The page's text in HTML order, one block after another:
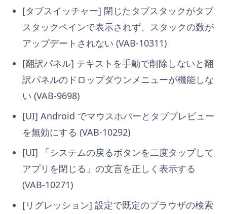
[タブスイッチャー] 閉じたタブスタックがタブ
スタックペインで表示されず、スタックの数が
アップデートされない (VAB-10311)
[翻訳パネル] テキストを手動で削除しないと翻
訳パネルのドロップダウンメニューが機能しな
い (VAB-9698)
[UI] Android でマウスホバーとタブプレビュー
を無効にする (VAB-10292)
[UI] 「システムの戻るボタンを二度タップして
アプリを閉じる」の文言を正しく表示する
(VAB-10271)
[リグレッション] 設定で既定のブラウザの検索